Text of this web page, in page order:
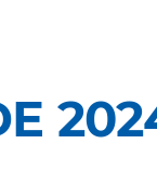
2024